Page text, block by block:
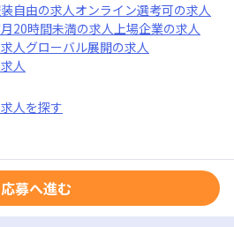
自由の求人オンライン選考可の求人
20時間未満の求人上場企業の求人
人グローバル展開の求人
人
人を探す
応募へ進む